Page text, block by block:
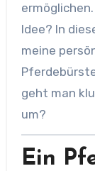
Idee? In
meine
geht man
um?
Ein